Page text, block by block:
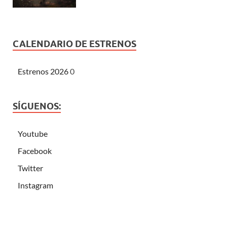
CALENDARIO DE ESTRENOS
Estrenos 20260
SÍGUENOS:
Youtube
Facebook
Twitter
Instagram